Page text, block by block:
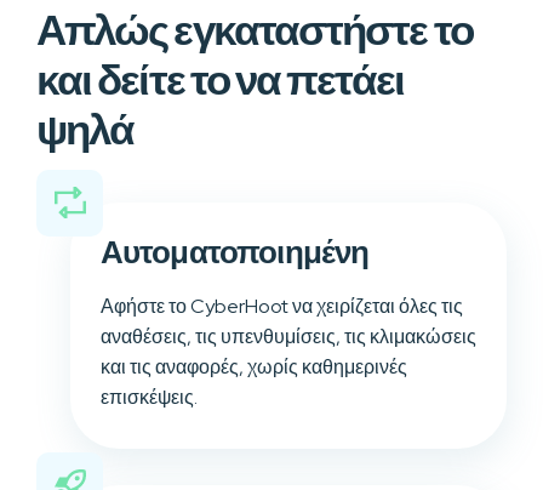
Απλώς εγκαταστήστε το
και δείτε το να πετάει
ψηλά
Αυτοματοποιημένη
Αφήστε το CyberHoot να χειρίζεται όλες τις
αναθέσεις, τις υπενθυμίσεις, τις κλιμακώσεις
και τις αναφορές, χωρίς καθημερινές
επισκέψεις.